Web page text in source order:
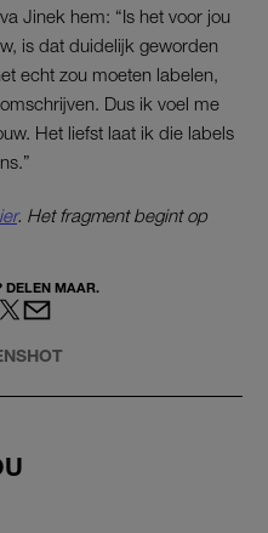
Jinek hem: “Is het voor jou
is dat duidelijk geworden
echt zou moeten labelen,
Dus ik voel me
Het liefst laat ik die labels
. Het fragment begint op
DELEN MAAR.